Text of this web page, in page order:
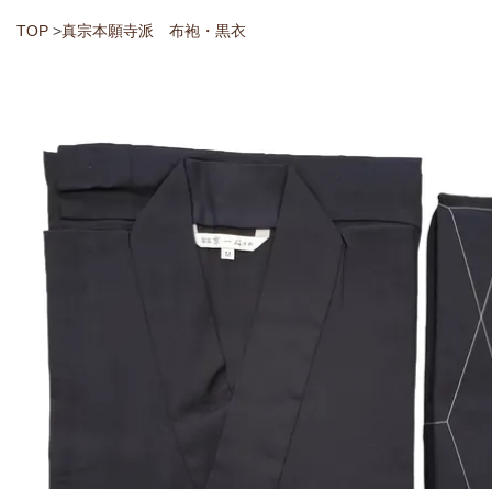
TOP >真宗本願寺派 布袍・黒衣